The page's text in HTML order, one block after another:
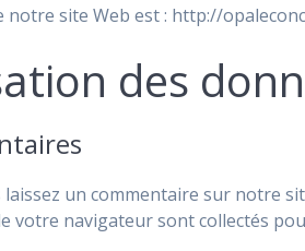
notre site Web est : http://
des
laissez un commentaire sur notre
votre navigateur sont collectés